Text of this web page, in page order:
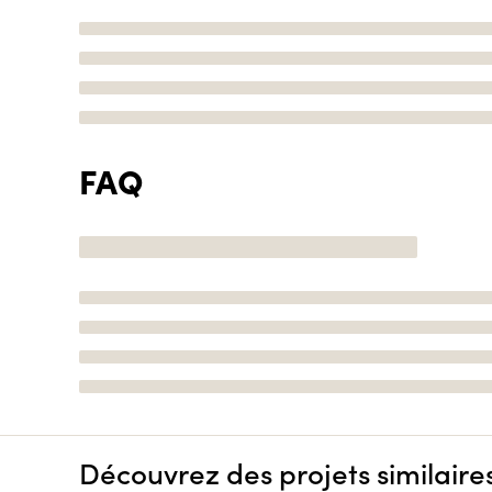
FAQ
Découvrez des projets